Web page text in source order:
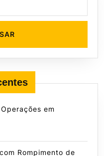
em
Rompimento de